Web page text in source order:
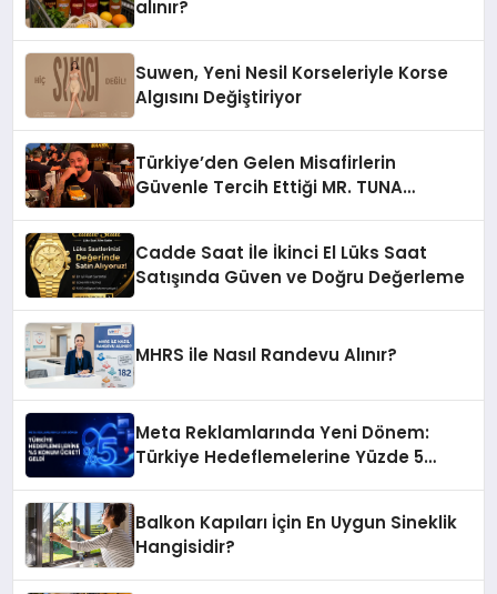
alınır?
Suwen, Yeni Nesil Korseleriyle Korse
Algısını Değiştiriyor
Türkiye’den Gelen Misafirlerin
Güvenle Tercih Ettiği MR. TUNA
Cadde Saat İle İkinci El Lüks Saat
Satışında Güven ve Doğru Değerleme
MHRS ile Nasıl Randevu Alınır?
Meta Reklamlarında Yeni Dönem:
Türkiye Hedeflemelerine Yüzde 5
Balkon Kapıları İçin En Uygun Sineklik
Hangisidir?